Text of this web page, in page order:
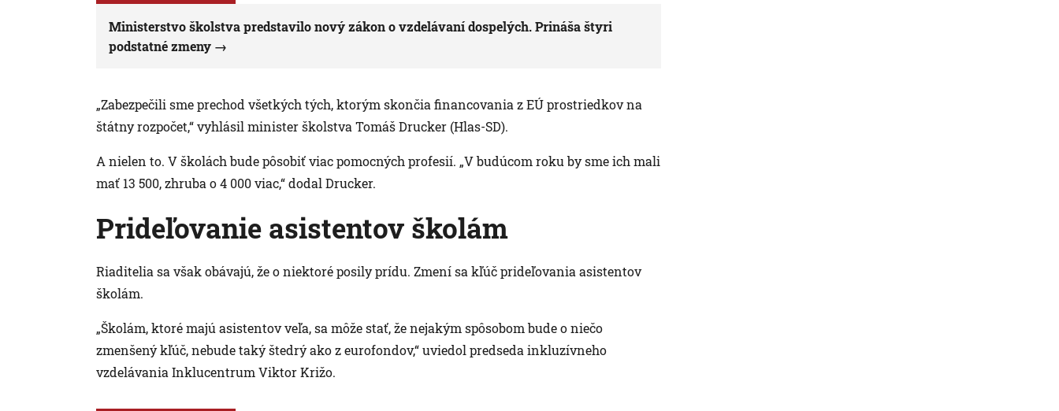
Ministerstvo školstva predstavilo nový zákon o vzdelávaní dospelých. Prináša štyri
podstatné zmeny
„Zabezpečili sme prechod všetkých tých, ktorým skončia financovania z EÚ prostriedkov na
štátny rozpočet,“ vyhlásil minister školstva Tomáš Drucker (Hlas-SD).
A nielen to. V školách bude pôsobiť viac pomocných profesií. „V budúcom roku by sme ich mali
mať 13 500, zhruba o 4 000 viac,“ dodal Drucker.
Prideľovanie asistentov školám
Riaditelia sa však obávajú, že o niektoré posily prídu. Zmení sa kľúč prideľovania asistentov
školám.
„Školám, ktoré majú asistentov veľa, sa môže stať, že nejakým spôsobom bude o niečo
zmenšený kľúč, nebude taký štedrý ako z eurofondov,“ uviedol predseda inkluzívneho
vzdelávania Inklucentrum Viktor Križo.